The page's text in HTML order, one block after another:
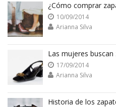
¿Cómo comprar
10/09/2014
Arianna Silva
Las mujeres
17/09/2014
Arianna Silva
Historia de los